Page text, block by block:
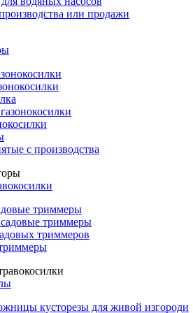
или продажи
с производства
триммеры
триммеры
триммеров
кусторезы для живой изгороди